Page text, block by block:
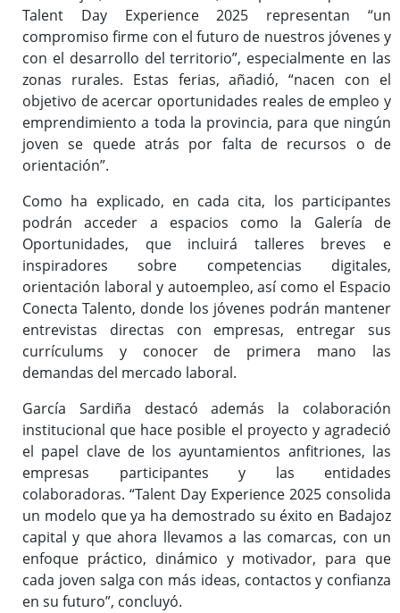
Talent Day Experience 2025 representan “un
compromiso firme con el futuro de nuestros jóvenes y
con el desarrollo del territorio”, especialmente en las
zonas rurales. Estas ferias, añadió, “nacen con el
objetivo de acercar oportunidades reales de empleo y
emprendimiento a toda la provincia, para que ningún
joven se quede atrás por falta de recursos o de
orientación”.
Como ha explicado, en cada cita, los participantes
podrán acceder a espacios como la Galería de
Oportunidades, que incluirá talleres breves e
inspiradores sobre competencias digitales,
orientación laboral y autoempleo, así como el Espacio
Conecta Talento, donde los jóvenes podrán mantener
entrevistas directas con empresas, entregar sus
currículums y conocer de primera mano las
demandas del mercado laboral.
García Sardiña destacó además la colaboración
institucional que hace posible el proyecto y agradeció
el papel clave de los ayuntamientos anfitriones, las
empresas participantes y las entidades
colaboradoras. “Talent Day Experience 2025 consolida
un modelo que ya ha demostrado su éxito en Badajoz
capital y que ahora llevamos a las comarcas, con un
enfoque práctico, dinámico y motivador, para que
cada joven salga con más ideas, contactos y confianza
en su futuro”, concluyó.